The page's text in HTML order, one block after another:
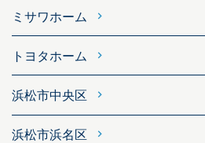
ミサワホーム
トヨタホーム
浜松市中央区
浜松市浜名区